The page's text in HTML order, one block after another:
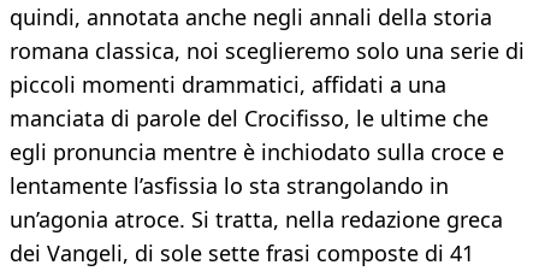
quindi, annotata anche negli annali della storia
romana classica, noi sceglieremo solo una serie di
piccoli momenti drammatici, affidati a una
manciata di parole del Crocifisso, le ultime che
egli pronuncia mentre è inchiodato sulla croce e
lentamente l’asfissia lo sta strangolando in
un’agonia atroce. Si tratta, nella redazione greca
dei Vangeli, di sole sette frasi composte di 41